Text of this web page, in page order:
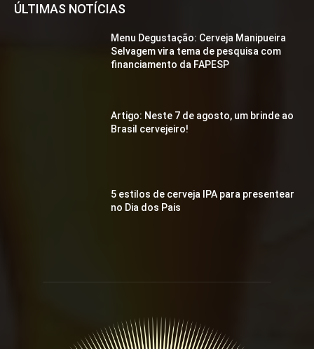
ÚLTIMAS NOTÍCIAS
Menu Degustação: Cerveja Manipueira
Selvagem vira tema de pesquisa com
financiamento da FAPESP
Artigo: Neste 7 de agosto, um brinde ao
Brasil cervejeiro!
5 estilos de cerveja IPA para presentear
no Dia dos Pais